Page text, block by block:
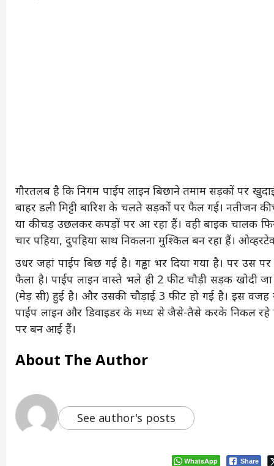
गौरतलब है कि निगम पाईप लाइन बिछाने तमाम सड़कों पर
बाहर डली मिट्टी बारिश के चलते सड़कों पर फैल गई। नतीजन
या कीचड़ उछलकर कपड़ों पर आ रहा हैं। वही बाइक चालक
चार पहिया, दुपहिया साथ निकलना मुश्किल बन रहा हैं।
उधर जहां पाईप बिछ गई है। गड्ढा भर दिया गया है। पर उस
फैला है। पाईप लाइन वास्ते भले ही 2 फीट चौड़ी सड़क खोदी जा
(मेड़ सी) हुई है। और उसकी चौड़ाई 3 फीट हो गई है। इस
पाईप लाइन और डिवाइडर के मध्य से जैसे-तैसे करके निकल रहे
पर बन आई हैं।
About The Author
See author's posts
WhatsApp Share